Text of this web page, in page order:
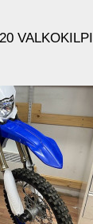
VALKOKILPI